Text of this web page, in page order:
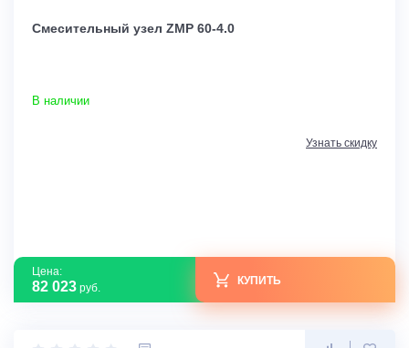
Смесительный узел ZMP 60-4.0
В наличии
Узнать скидку
Цена:
82 023 руб.
КУПИТЬ